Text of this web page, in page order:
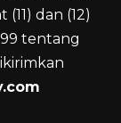
dan (12)
tentang